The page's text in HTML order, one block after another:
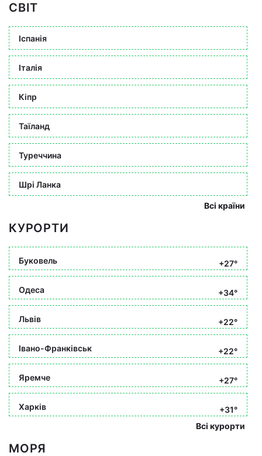
СВІТ
Іспанія
Італія
Кіпр
Таїланд
Туреччина
Шрі Ланка
Всі країни
КУРОРТИ
Буковель +27°
Одеса +34°
Львів +22°
Івано-Франківськ +22°
Яремче +27°
Харків
+31°
Всі курорти
МОРЯ